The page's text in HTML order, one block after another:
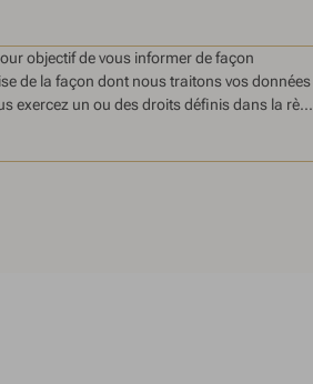
objectif de vous informer de façon
de la façon dont nous traitons vos données
exercez un ou des droits définis dans la rè...